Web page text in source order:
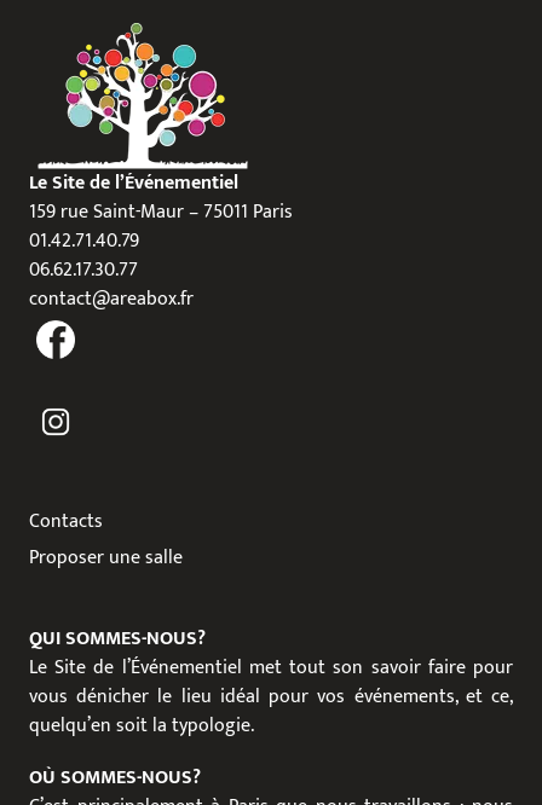
Le Site de l’Événementiel
159 rue Saint-Maur – 75011 Paris
01.42.71.40.79
06.62.17.30.77
contact@areabox.fr
Contacts
Proposer une salle
QUI SOMMES-NOUS?
Le Site de l’Événementiel met tout son savoir faire pour
vous dénicher le lieu idéal pour vos événements, et ce,
quelqu’en soit la typologie.
OÙ SOMMES-NOUS?